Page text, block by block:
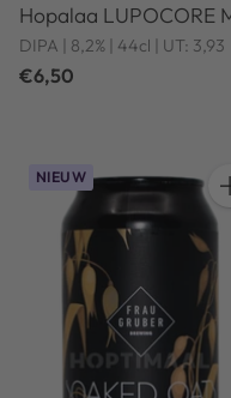
Hopalaa LUPOCORE
DIPA | 8,2% | 44cl | UT: 3,93
€6,50
NIEUW